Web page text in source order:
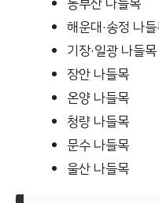
해운대·송정 나
기장·일광 나들목
장안 나들목
온양 나들목
청량 나들목
문수 나들목
울산 나들목